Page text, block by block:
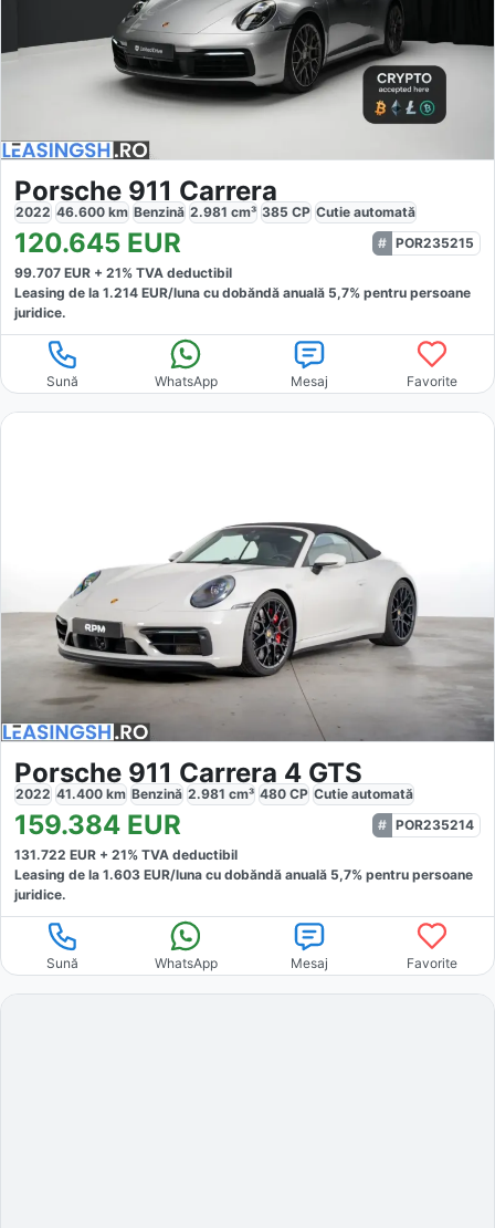
Porsche 911 Carrera
2022 46.600 km Benzină 2.981 cm³ 385 CP Cutie automată
120.645 EUR
POR235215
99.707 EUR + 21% TVA deductibil
Leasing de la 1.214 EUR/luna cu dobăndă anuală 5,7% pentru persoane
juridice.
Sună WhatsApp Mesaj Favorite
Porsche 911 Carrera 4 GTS
2022 41.400 km Benzină 2.981 cm³ 480 CP Cutie automată
159.384 EUR
POR235214
131.722 EUR + 21% TVA deductibil
Leasing de la 1.603 EUR/luna cu dobăndă anuală 5,7% pentru persoane
juridice.
Sună WhatsApp Mesaj Favorite